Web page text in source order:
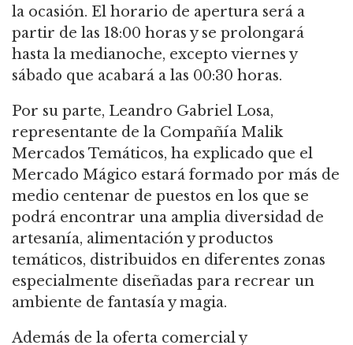
la ocasión. El horario de apertura será a
partir de las 18:00 horas y se prolongará
hasta la medianoche, excepto viernes y
sábado que acabará a las 00:30 horas.
Por su parte, Leandro Gabriel Losa,
representante de la Compañía Malik
Mercados Temáticos, ha explicado que el
Mercado Mágico estará formado por más de
medio centenar de puestos en los que se
podrá encontrar una amplia diversidad de
artesanía, alimentación y productos
temáticos, distribuidos en diferentes zonas
especialmente diseñadas para recrear un
ambiente de fantasía y magia.
Además de la oferta comercial y